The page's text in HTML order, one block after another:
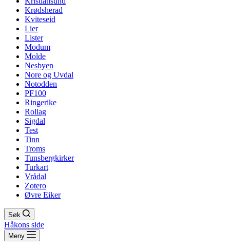
Krødsherad
Kviteseid
Lier
Lister
Modum
Molde
Nesbyen
Nore og Uvdal
Notodden
PF100
Ringerike
Rollag
Sigdal
Test
Tinn
Troms
Tunsbergkirker
Turkart
Vrådal
Zotero
Øvre Eiker
Søk
Håkons side
Meny